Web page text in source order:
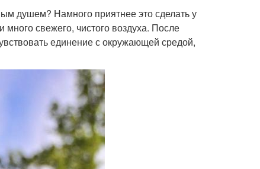
душем? Намного приятнее это сделать у
много свежего, чистого воздуха. После
единение с окружающей средой,